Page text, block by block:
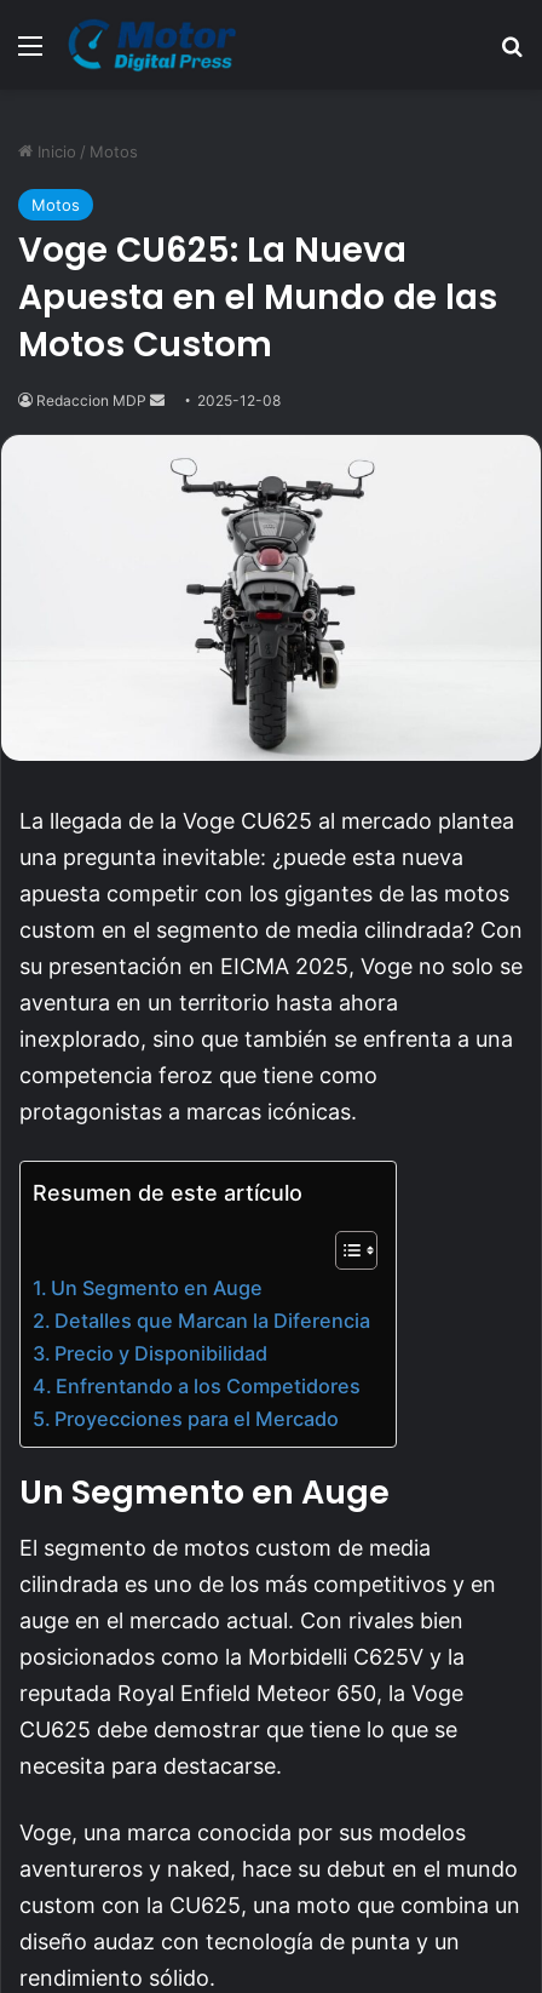
Menú
Inicio / Motos
Motos
Voge CU625: La Nueva
Apuesta en el Mundo de las
Motos Custom
Redaccion MDP
Send
email
2025-12-08
La llegada de la Voge CU625 al mercado plantea
una pregunta inevitable: ¿puede esta nueva
apuesta competir con los gigantes de las motos
custom en el segmento de media cilindrada? Con
su presentación en EICMA 2025, Voge no solo se
aventura en un territorio hasta ahora
inexplorado, sino que también se enfrenta a una
competencia feroz que tiene como
protagonistas a marcas icónicas.
Resumen de este artículo
Un Segmento en Auge
Detalles que Marcan la Diferencia
Precio y Disponibilidad
Enfrentando a los Competidores
Proyecciones para el Mercado
Un Segmento en Auge
El segmento de motos custom de media
cilindrada es uno de los más competitivos y en
auge en el mercado actual. Con rivales bien
posicionados como la Morbidelli C625V y la
reputada Royal Enfield Meteor 650, la Voge
CU625 debe demostrar que tiene lo que se
necesita para destacarse.
Voge, una marca conocida por sus modelos
aventureros y naked, hace su debut en el mundo
custom con la CU625, una moto que combina un
diseño audaz con tecnología de punta y un
rendimiento sólido.